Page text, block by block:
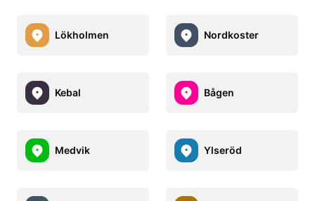
Lökholmen Nordkoster
Kebal Bågen
Medvik Ylseröd